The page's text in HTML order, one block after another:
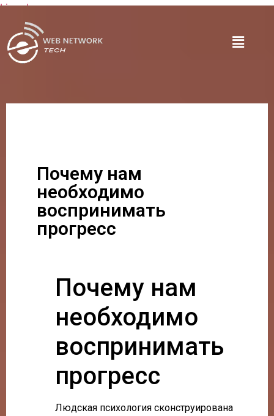
Lire plus
Почему нам
необходимо
воспринимать
прогресс
Почему нам
необходимо
воспринимать
прогресс
Людская психология сконструирована